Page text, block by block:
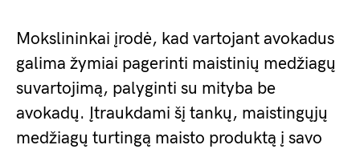
Mokslininkai įrodė, kad vartojant avokadus
galima žymiai pagerinti maistinių medžiagų
suvartojimą, palyginti su mityba be
avokadų. Įtraukdami šį tankų, maistingųjų
medžiagų turtingą maisto produktą į savo